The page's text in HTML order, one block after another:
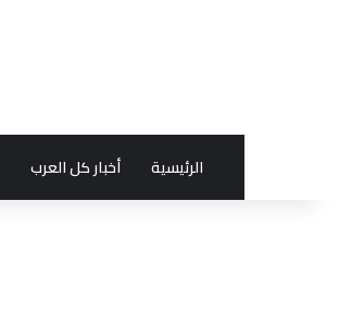
الرئيسية أخبار كل العرب